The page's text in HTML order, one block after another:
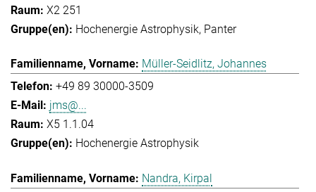
X2 251
Hochenergie Astrophysik Panter
Müller-Seidlitz, Johannes
+49 89 30000-3509
jms@...
X5 1.1.04
Hochenergie Astrophysik
Nandra, Kirpal